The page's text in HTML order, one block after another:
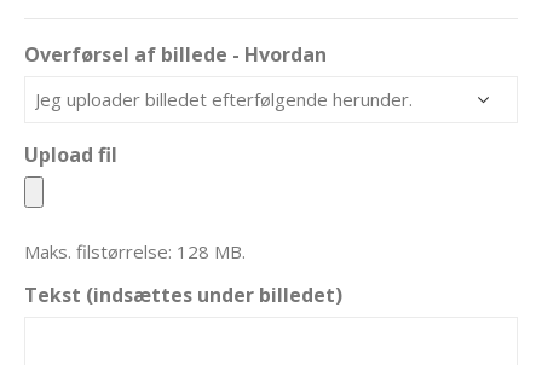
Overførsel af billede - Hvordan
Upload fil
Maks. filstørrelse: 128 MB.
Tekst (indsættes under billedet)